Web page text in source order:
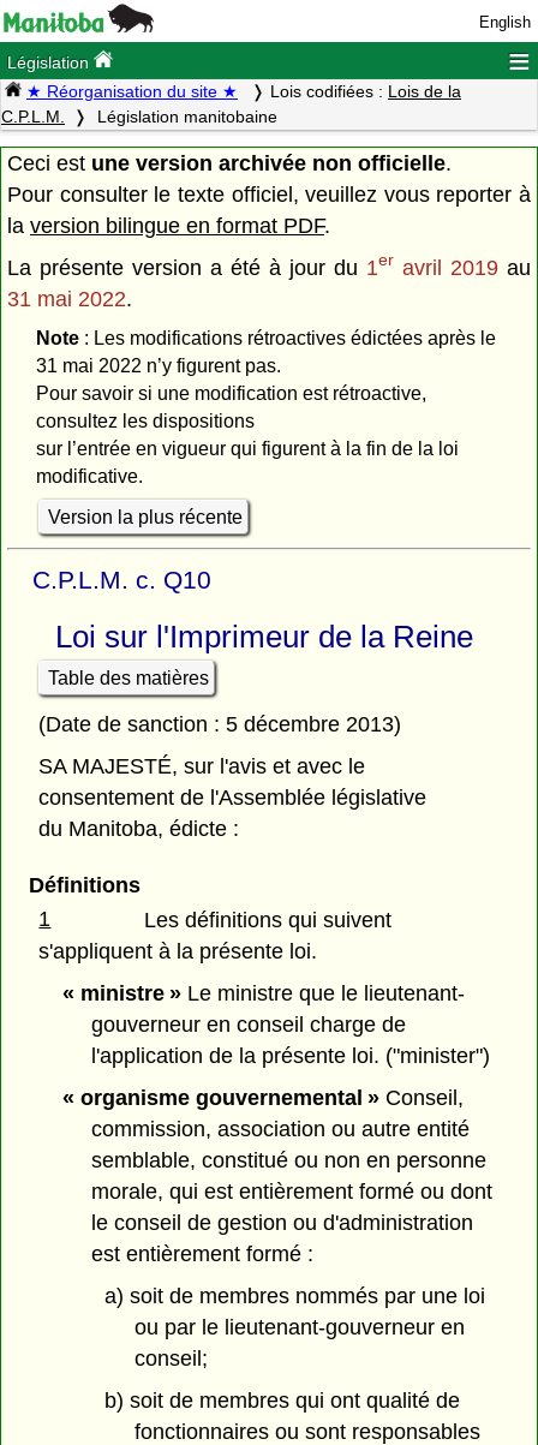
English
Législation ≡
★ Réorganisation du site ★ Lois codifiées : Lois de la
C.P.L.M.
Législation manitobaine
Ceci est une version archivée non officielle.
Pour consulter le texte officiel, veuillez vous reporter à
la version bilingue en format PDF.
La présente version a été à jour du 1er avril 2019 au
31 mai 2022.
Note: Les modifications rétroactives édictées après le
31 mai 2022 n’y figurent pas.
Pour savoir si une modification est rétroactive,
consultez les dispositions
sur l’entrée en vigueur qui figurent à la fin de la loi
modificative.
Version la plus récente
C.P.L.M. c. Q10
Loi sur l'Imprimeur de la Reine
Table des matières
(Date de sanction : 5 décembre 2013)
SA MAJESTÉ, sur l'avis et avec le
consentement de l'Assemblée législative
du Manitoba, édicte :
Définitions
1
Les définitions qui suivent
s'appliquent à la présente loi.
« ministre »Le ministre que le lieutenant-
gouverneur en conseil charge de
l'application de la présente loi. ("minister")
« organisme gouvernemental »Conseil,
commission, association ou autre entité
semblable, constitué ou non en personne
morale, qui est entièrement formé ou dont
le conseil de gestion ou d'administration
est entièrement formé :
a) soit de membres nommés par une loi
ou par le lieutenant-gouverneur en
conseil;
b) soit de membres qui ont qualité de
fonctionnaires ou sont responsables